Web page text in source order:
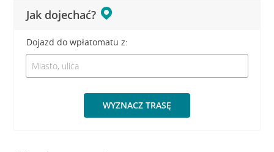
Jak dojechać?
Dojazd do wpłatomatu z:
WYZNACZ TRASĘ